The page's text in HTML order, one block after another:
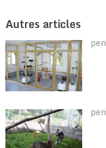
Autres articles